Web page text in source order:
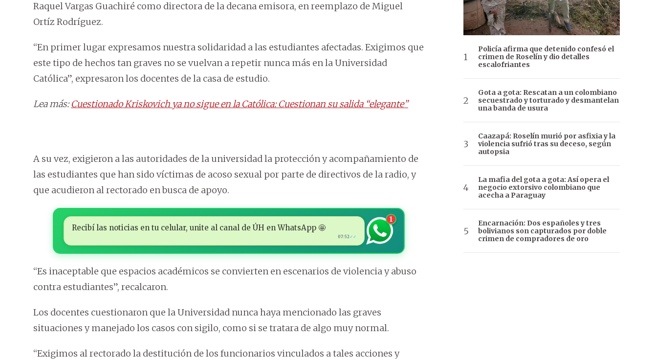
Raquel Vargas Guachiré como directora de la decana emisora, en reemplazo de Miguel
Ortíz Rodríguez.
“En primer lugar expresamos nuestra solidaridad a las estudiantes afectadas. Exigimos que
este tipo de hechos tan graves no se vuelvan a repetir nunca más en la Universidad
Católica”, expresaron los docentes de la casa de estudio.
Lea más:Cuestionado Kriskovich ya no sigue en la Católica: Cuestionan su salida “elegante”
A su vez, exigieron a las autoridades de la universidad la protección y acompañamiento de
las estudiantes que han sido víctimas de acoso sexual por parte de directivos de la radio, y
que acudieron al rectorado en busca de apoyo.
Recibí las noticias en tu celular, unite al canal de ÚH en WhatsApp 🤩
07:52✓✓
1
“Es inaceptable que espacios académicos se convierten en escenarios de violencia y abuso
contra estudiantes”, recalcaron.
Los docentes cuestionaron que la Universidad nunca haya mencionado las graves
situaciones y manejado los casos con sigilo, como si se tratara de algo muy normal.
“Exigimos al rectorado la destitución de los funcionarios vinculados a tales acciones y
Policía afirma que detenido confesó el
crimen de Roselín y dio detalles
escalofriantes
Gota a gota: Rescatan a un colombiano
secuestrado y torturado y desmantelan
una banda de usura
Caazapá: Roselín murió por asfixia y la
violencia sufrió tras su deceso, según
autopsia
La mafia del gota a gota: Así opera el
negocio extorsivo colombiano que
acecha a Paraguay
Encarnación: Dos españoles y tres
bolivianos son capturados por doble
crimen de compradores de oro